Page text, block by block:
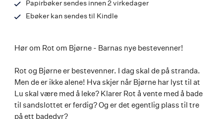
Papirbøker sendes innen 2 virkedager
Ebøker kan sendes til Kindle
Hør om Rot om Bjørne - Barnas nye bestevenner!
Rot og Bjørne er bestevenner. I dag skal de på stranda.
Men de er ikke alene! Hva skjer når Bjørne har lyst til at
Lu skal være med å leke? Klarer Rot å vente med å bade
til sandslottet er ferdig? Og er det egentlig plass til tre
på ett badedyr?